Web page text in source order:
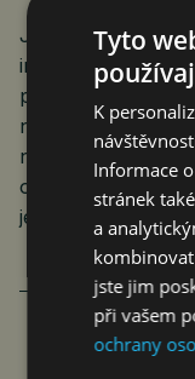
Jak se objevují
imigrantů, zvláště
pásma Gazy, mění
najednou není
nepozastavuje
odesílá imigranty
je poslala zpátky
Tyto
K
Informace
stránek
a
jste jim
při vašem
ochrany